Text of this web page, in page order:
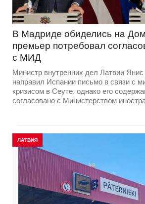
В Мадриде обиделись на
премьер потребовал
с МИД
Министр внутренних дел Латвии
направил Испании письмо в связи с
кризисом в Сеуте, однако его
согласовано с Министерством
ЛАТВИЯ